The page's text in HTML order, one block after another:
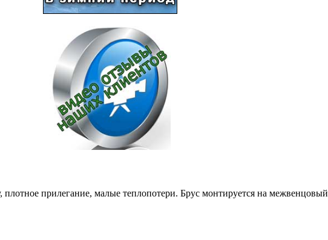
прилегание, малые теплопотери. Брус монтируется на